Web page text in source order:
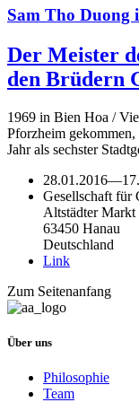
Sam Tho Duong
Der Meister
den Brüdern
1969 in Bien Hoa /
Pforzheim
Jahr als sechster
28.01.2016—
Gesellschaft für
Altstädter Markt
63450 Hanau
Deutschland
Link
Zum Seitenanfang
Über uns
Philosophie
Team